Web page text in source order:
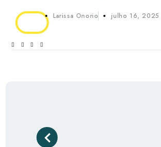
Larissa Onorio julho 16, 2025